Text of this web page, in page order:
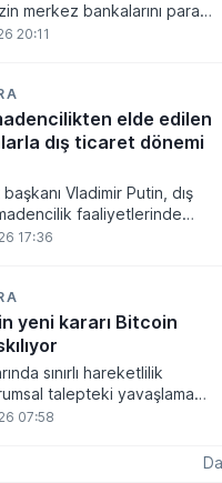
merkez bankalarını para
ve bu durumun
kredi krizinin
yol açacağını belirtti
süreçte en hızlı tepki veren
20:11
elde edilen
dış ticaret dönemi
Vladimir Putin, dış
faaliyetlerinde
kullanımına onay veren
paraların belirli şartlar
ve menkul kıymet
olanak sağlanıyor.
17:36
yeni kararı Bitcoin
sınırlı hareketlilik
talepteki yavaşlama
etkiliyor. ABD Merkez
07:58